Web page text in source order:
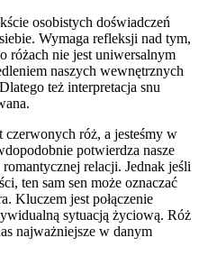
osobistych doświadczeń
Wymaga refleksji nad tym,
różach nie jest uniwersalnym
naszych wewnętrznych
też interpretacja snu
czerwonych róż, a jesteśmy w
potwierdza nasze
relacji. Jednak jeśli
ten sam sen może oznaczać
Kluczem jest połączenie
sytuacją życiową. Róż
najważniejsze w danym